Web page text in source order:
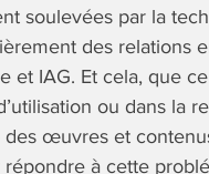
soulevées par la
des relations
et IAG. Et cela, que
ou dans la
des œuvres et
répondre à cette